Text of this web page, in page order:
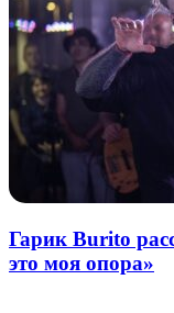
Гарик Burito
это моя опора»